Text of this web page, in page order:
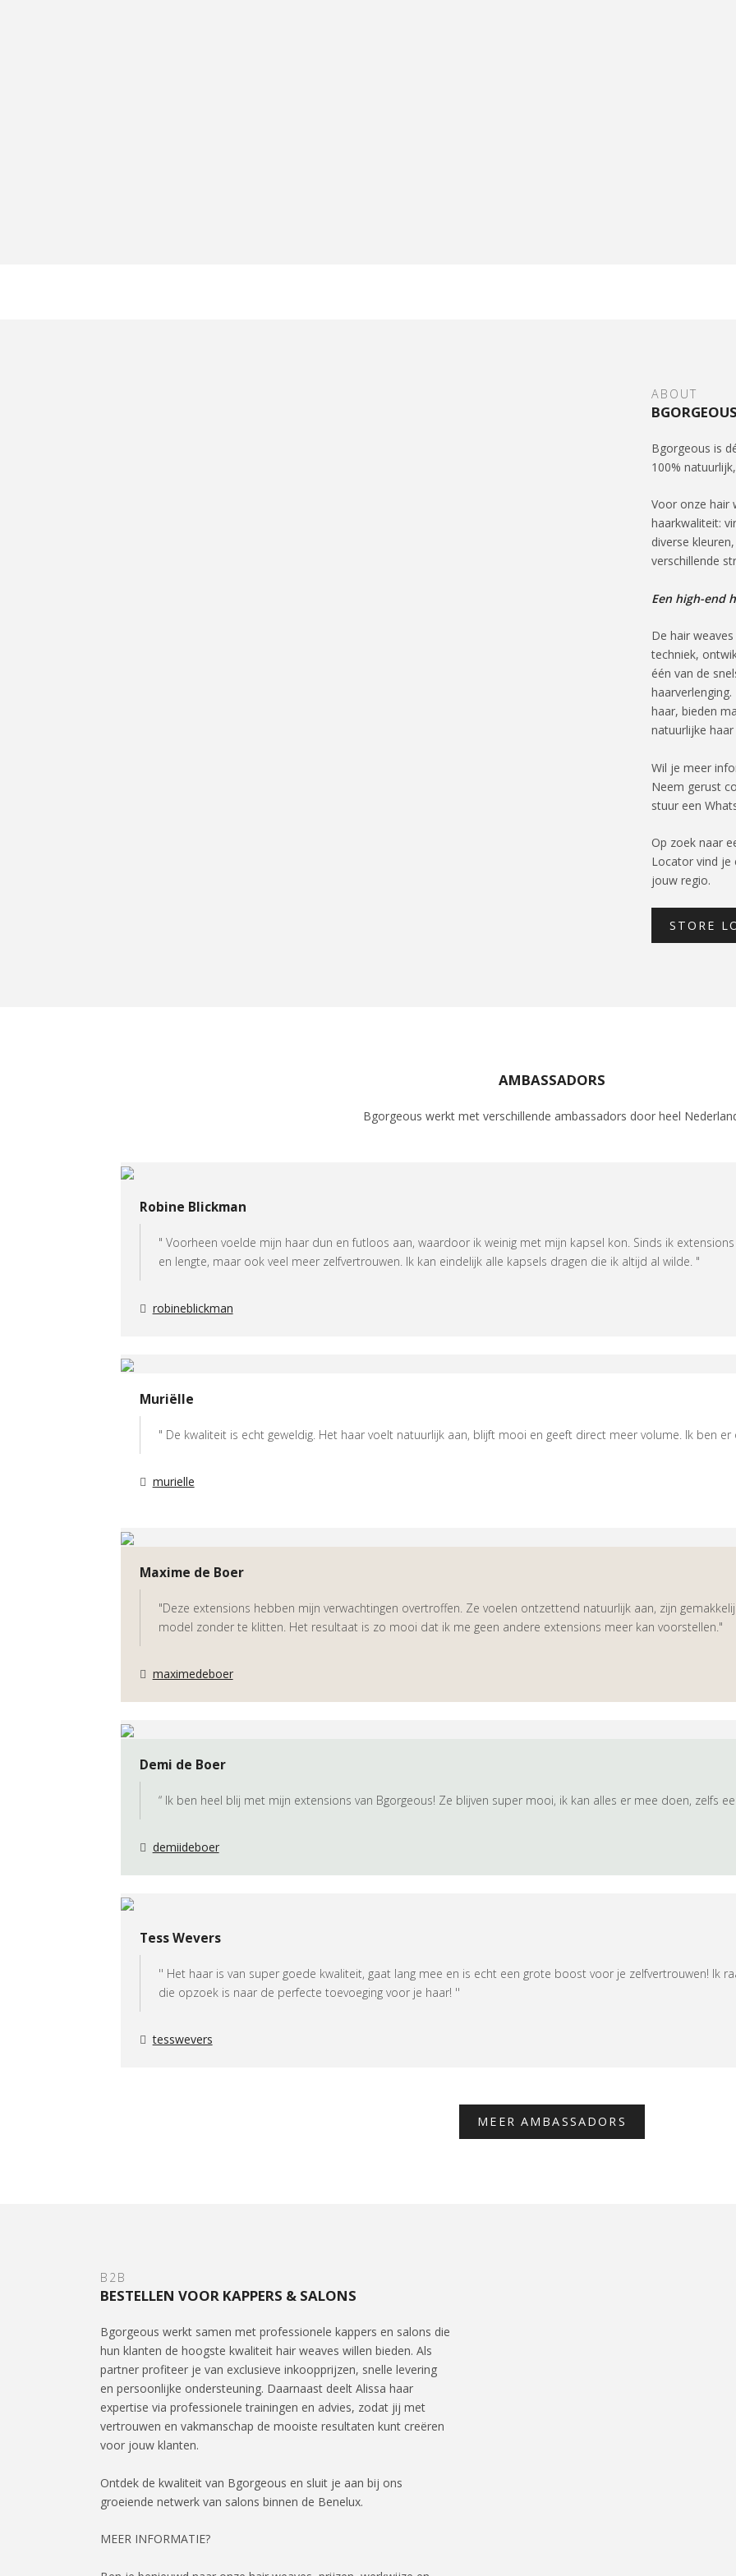
ABOUT
Bgorgeous is
100%
Voor onze hair
haarkwaliteit:
diverse
verschillende
Een high-end
De hair
techniek,
één van de
haar, bieden
natuurlijke haar
Wil je meer
Neem gerust
stuur een
Op zoek naar
Locator vind je
jouw regio.
STORE
AMBASSADORS
Bgorgeous werkt met verschillende ambassadors door heel
Robine Blickman
" Voorheen voelde mijn haar dun en futloos aan, waardoor ik weinig met mijn kapsel kon. Sinds ik
en lengte, maar ook veel meer zelfvertrouwen. Ik kan eindelijk alle kapsels dragen die ik altijd al wilde. "
robineblickman
Muriëlle
" De kwaliteit is echt geweldig. Het haar voelt natuurlijk aan, blijft mooi en geeft direct meer volume. Ik ben
murielle
Maxime de Boer
"Deze extensions hebben mijn verwachtingen overtroffen. Ze voelen ontzettend natuurlijk aan, zijn
model zonder te klitten. Het resultaat is zo mooi dat ik me geen andere extensions meer kan voorstellen."
maximedeboer
Demi de Boer
“ Ik ben heel blij met mijn extensions van Bgorgeous! Ze blijven super mooi, ik kan alles er mee doen, zelfs
demiideboer
Tess Wevers
'' Het haar is van super goede kwaliteit, gaat lang mee en is echt een grote boost voor je zelfvertrouwen! Ik
die opzoek is naar de perfecte toevoeging voor je haar! ''
tesswevers
MEER AMBASSADORS
B2B
BESTELLEN VOOR KAPPERS & SALONS
Bgorgeous werkt samen met professionele kappers en salons die
hun klanten de hoogste kwaliteit hair weaves willen bieden. Als
partner profiteer je van exclusieve inkoopprijzen, snelle levering
en persoonlijke ondersteuning. Daarnaast deelt Alissa haar
expertise via professionele trainingen en advies, zodat jij met
vertrouwen en vakmanschap de mooiste resultaten kunt creëren
voor jouw klanten.
Ontdek de kwaliteit van Bgorgeous en sluit je aan bij ons
groeiende netwerk van salons binnen de Benelux.
MEER INFORMATIE?